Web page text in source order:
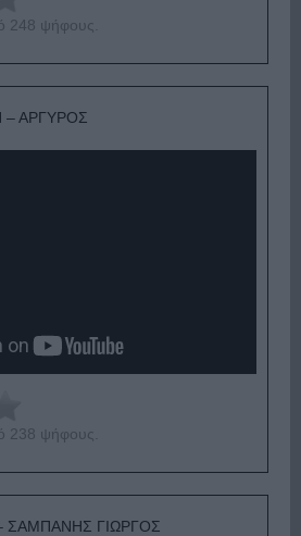
248 ψήφους.
– ΑΡΓΥΡΟΣ
238 ψήφους.
ΣΑΜΠΑΝΗΣ ΓΙΩΡΓΟΣ